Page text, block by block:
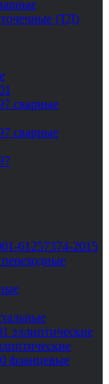
(ТД)
сварные
сварные
61257374-2015
эллиптические
фланцевые